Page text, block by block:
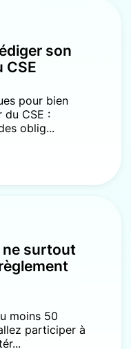
son
CSE
pour bien
du CSE :
oblig...
ne surtout
moins 50
participer à